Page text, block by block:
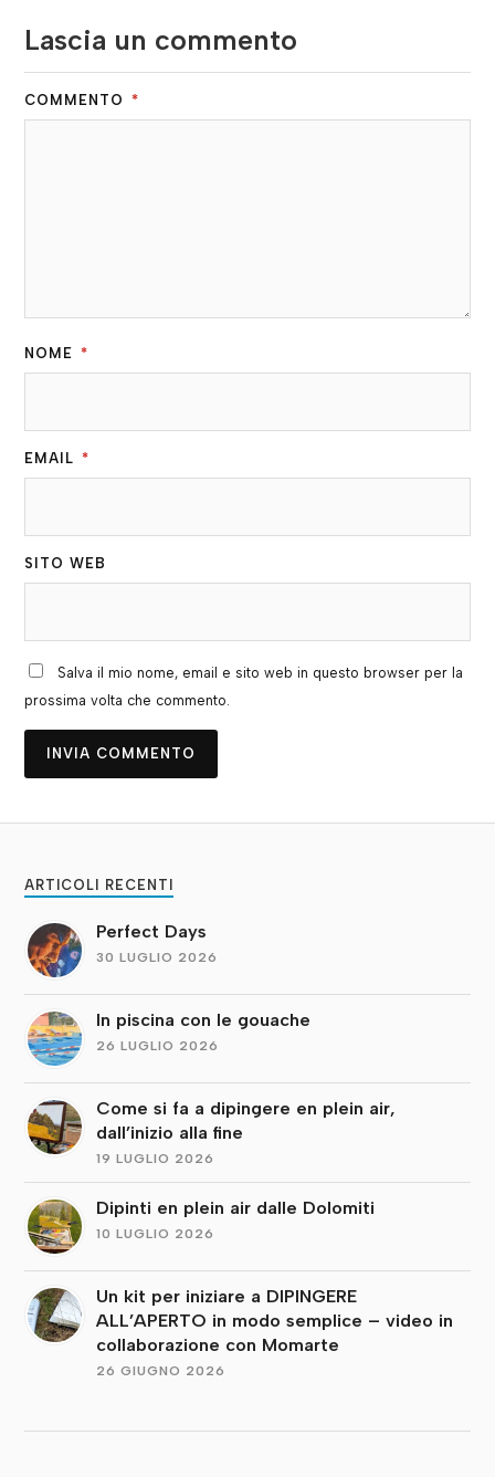
Lascia un commento
COMMENTO *
NOME *
EMAIL *
SITO WEB
Salva il mio nome, email e sito web in questo browser per la
prossima volta che commento.
ARTICOLI RECENTI
Perfect Days
30 LUGLIO 2026
In piscina con le gouache
26 LUGLIO 2026
Come si fa a dipingere en plein air,
dall’inizio alla fine
19 LUGLIO 2026
Dipinti en plein air dalle Dolomiti
10 LUGLIO 2026
Un kit per iniziare a DIPINGERE
ALL’APERTO in modo semplice – video in
collaborazione con Momarte
26 GIUGNO 2026